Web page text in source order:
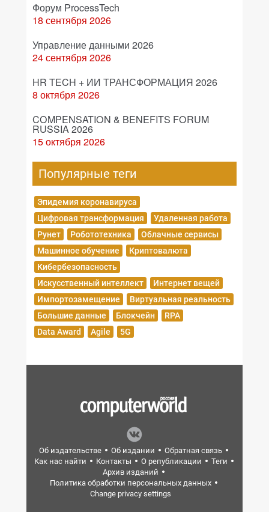
Форум ProcessTech
18 сентября 2026
Управление данными 2026
24 сентября 2026
HR TECH + ИИ ТРАНСФОРМАЦИЯ 2026
8 октября 2026
COMPENSATION & BENEFITS FORUM
RUSSIA 2026
15 октября 2026
Популярные теги
Эпидемия коронавируса
Цифровая трансформация
Удаленная работа
Рунет
Робототехника
Облачные сервисы
Машинное обучение
Криптовалюта
Кибербезопасность
Искусственный интеллект
Интернет вещей
Импортозамещение
Виртуальная реальность
Большие данные
Блокчейн
RPA
Data Award
Agile 5G
Об издательстве Об издании
Обратная связь
Как нас найти
Контакты О републикации
Теги
Архив изданий
Политика обработки персональных данных
Change privacy settings